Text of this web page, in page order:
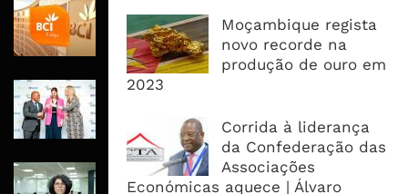
Moçambique regista
novo recorde na
produção de ouro em
2023
Corrida à liderança
da Confederação das
Associações
Económicas aquece | Álvaro
Meticais, Mas Crédito A Clientes
Recua 5,5%
RAIZ Arranca Com 4 Milhões De
Financiamento Às PME
Banco De Desenvolvimento Pode